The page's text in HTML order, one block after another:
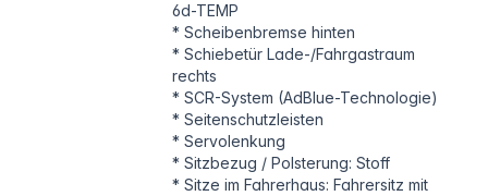
6d-TEMP
* Scheibenbremse hinten
* Schiebetür Lade-/Fahrgastraum
rechts
* SCR-System (AdBlue-Technologie)
* Seitenschutzleisten
* Servolenkung
* Sitzbezug / Polsterung: Stoff
* Sitze im Fahrerhaus: Fahrersitz mit